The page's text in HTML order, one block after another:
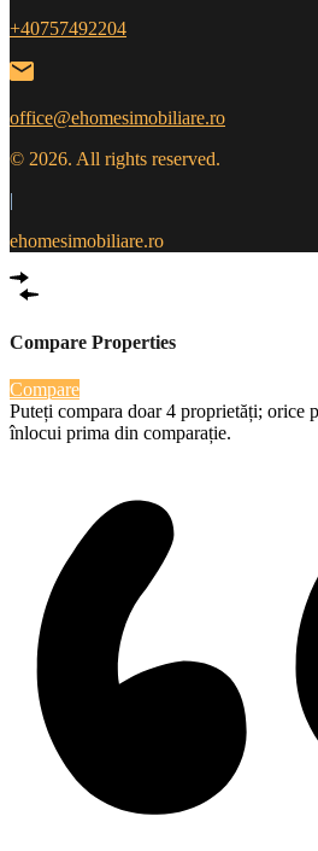
+40757492204
office@ehomesimobiliare.ro
© 2026. All rights reserved.
|
ehomesimobiliare.ro
Compare Properties
Compare
Puteți compara doar 4 proprietăți; orice
înlocui prima din comparație.